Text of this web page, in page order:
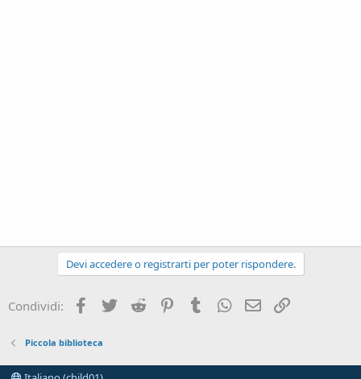
Devi accedere o registrarti per poter rispondere.
Condividi: Facebook
Twitter Reddit PinterestTumblrWhatsApp
e-mail
Piccola biblioteca